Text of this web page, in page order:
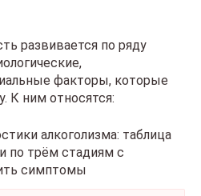
развивается по ряду
факторы, которые
К ним относятся: